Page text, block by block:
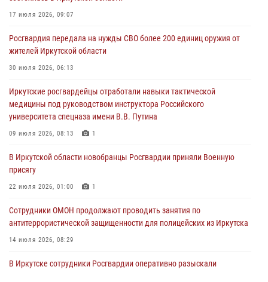
03 августа 2026, 04:55
Дню Воздушно-десантных войск в Иркутской области
03 августа 2026, 03:32
сердца к сердцу» (видео)
31 июля 2026, 04:37 1
Сотрудники Росгвардии нашли и вернули родственникам
30 июля 2026, 07:37
17 июля 2026, 09:07
Росгвардия передала на нужды СВО более 200 единиц оружия от
жителей Иркутской области
30 июля 2026, 06:13
Иркутские росгвардейцы отработали навыки тактической
медицины под руководством инструктора Российского
университета спецназа имени В.В. Путина
09 июля 2026, 08:13 1
В Иркутской области новобранцы Росгвардии приняли Военную
присягу
22 июля 2026, 01:00 1
Сотрудники ОМОН продолжают проводить занятия по
антитеррористической защищенности для полицейских из Иркутска
14 июля 2026, 08:29
В Иркутске сотрудники Росгвардии оперативно разыскали